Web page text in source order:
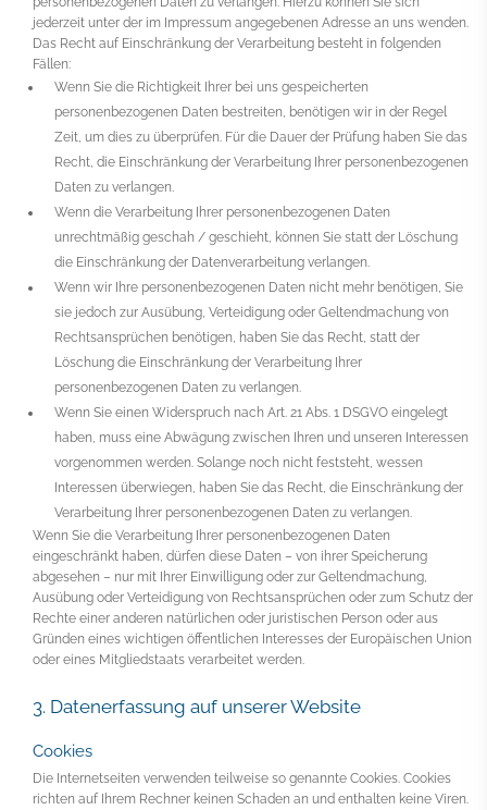
jederzeit unter der im Impressum angegebenen Adresse an uns wenden.
Das Recht auf Einschränkung der Verarbeitung besteht in folgenden
Fällen:
Wenn Sie die Richtigkeit Ihrer bei uns gespeicherten
personenbezogenen Daten bestreiten, benötigen wir in der Regel
Zeit, um dies zu überprüfen. Für die Dauer der Prüfung haben Sie das
Recht, die Einschränkung der Verarbeitung Ihrer personenbezogenen
Daten zu verlangen.
Wenn die Verarbeitung Ihrer personenbezogenen Daten
unrechtmäßig geschah / geschieht, können Sie statt der Löschung
die Einschränkung der Datenverarbeitung verlangen.
Wenn wir Ihre personenbezogenen Daten nicht mehr benötigen, Sie
sie jedoch zur Ausübung, Verteidigung oder Geltendmachung von
Rechtsansprüchen benötigen, haben Sie das Recht, statt der
Löschung die Einschränkung der Verarbeitung Ihrer
personenbezogenen Daten zu verlangen.
Wenn Sie einen Widerspruch nach Art. 21 Abs. 1 DSGVO eingelegt
haben, muss eine Abwägung zwischen Ihren und unseren Interessen
vorgenommen werden. Solange noch nicht feststeht, wessen
Interessen überwiegen, haben Sie das Recht, die Einschränkung der
Verarbeitung Ihrer personenbezogenen Daten zu verlangen.
Wenn Sie die Verarbeitung Ihrer personenbezogenen Daten
eingeschränkt haben, dürfen diese Daten – von ihrer Speicherung
abgesehen – nur mit Ihrer Einwilligung oder zur Geltendmachung,
Ausübung oder Verteidigung von Rechtsansprüchen oder zum Schutz der
Rechte einer anderen natürlichen oder juristischen Person oder aus
Gründen eines wichtigen öffentlichen Interesses der Europäischen Union
oder eines Mitgliedstaats verarbeitet werden.
3. Datenerfassung auf unserer Website
Cookies
Die Internetseiten verwenden teilweise so genannte Cookies. Cookies
richten auf Ihrem Rechner keinen Schaden an und enthalten keine Viren.